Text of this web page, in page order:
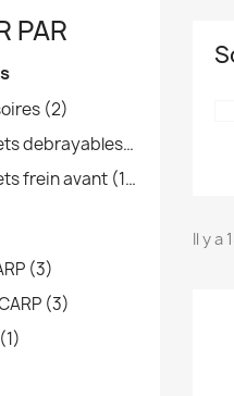
PAR
(2)
Moulinets debrayables(3)
frein avant (13)
(3)
(3)
(1)
Il y a